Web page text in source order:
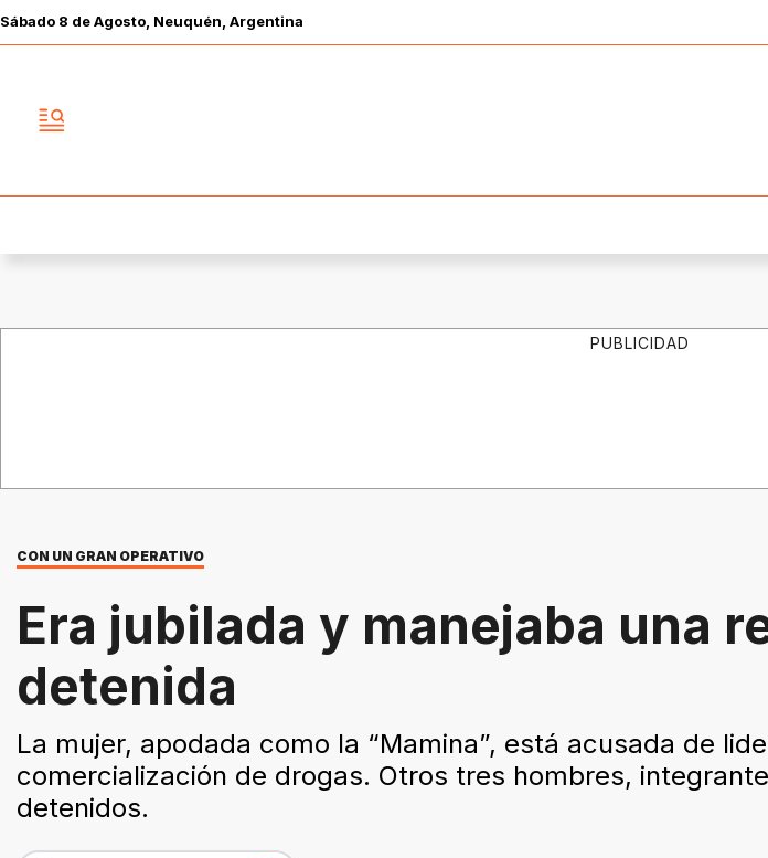
Sábado 8 deAgosto , Neuquén, Argentina
PUBLICIDAD
CON UN GRAN OPERATIVO
Era jubilada y manejaba una
detenida
La mujer, apodada como la “Mamina”, está acusada de
comercialización de drogas. Otros tres hombres,
detenidos.